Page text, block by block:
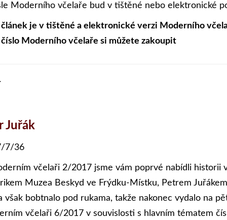
Moderního včelaře bud v tištěné nebo elektronické
je v tištěné a elektronické verzi Moderního
Moderního včelaře si můžete zakoupit
Juřák
7/36
včelaři 2/2017 jsme vám poprvé nabídli historii
Muzea Beskyd ve Frýdku-Místku, Petrem
však bobtnalo pod rukama, takže nakonec vydalo na
včelaři 6/2017 v souvislosti s hlavním tématem